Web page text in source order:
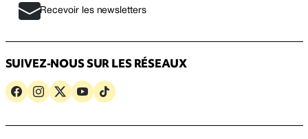
Recevoir les newsletters
SUIVEZ-NOUS SUR LES RÉSEAUX